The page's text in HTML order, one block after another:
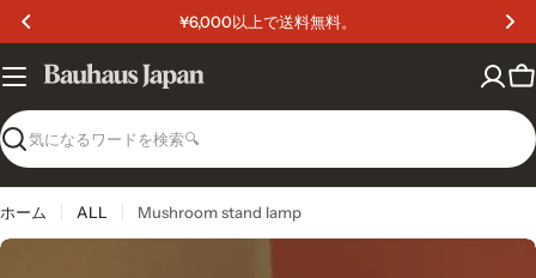
ン
へ
ス
プ
¥6,000以上で送料無料。
検
カ
ー
ト
ホーム ALL Mushroom stand lamp